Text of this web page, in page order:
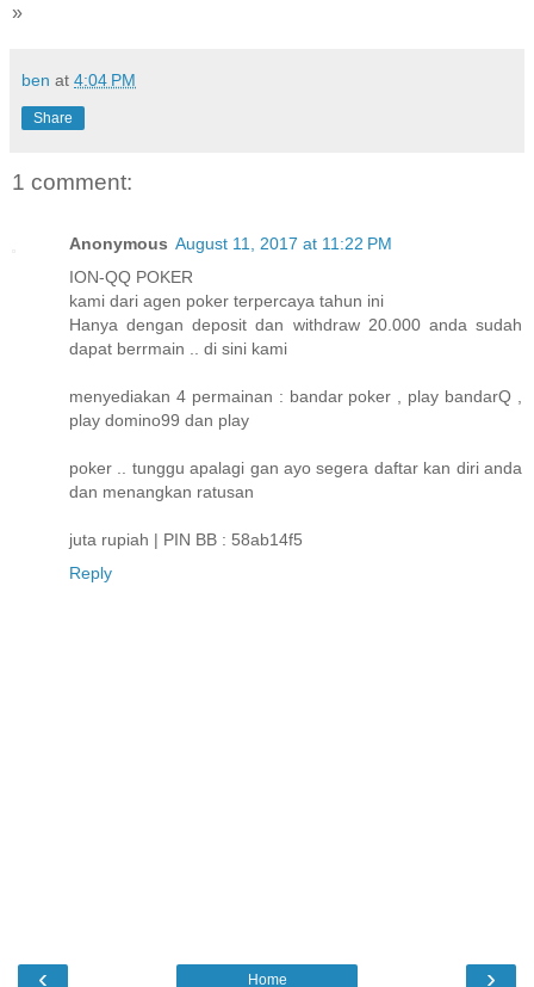
»
ben at 4:04 PM
Share
1 comment:
Anonymous August 11, 2017 at 11:22 PM
ION-QQ POKER
kami dari agen poker terpercaya tahun ini
Hanya dengan deposit dan withdraw 20.000 anda sudah
dapat berrmain .. di sini kami
menyediakan 4 permainan : bandar poker , play bandarQ ,
play domino99 dan play
poker .. tunggu apalagi gan ayo segera daftar kan diri anda
dan menangkan ratusan
juta rupiah | PIN BB : 58ab14f5
Reply
‹ ›
Home